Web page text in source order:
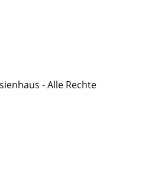
- Alle Rechte